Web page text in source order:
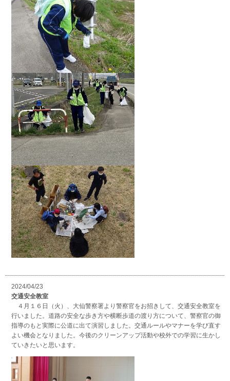
2024/04/23
交通安全教室
４月１６日（火）、大仙警察署より警察官をお招きして、交通安全教室を
行いました。道路の安全な歩き方や横断歩道の渡り方について、警察官の御
指導のもと実際に公道に出て演習しました。交通ルールやマナーを学び直す
よい機会となりました。今後のクリーンアップ活動や校外での学習に生かし
ていきたいと思います。